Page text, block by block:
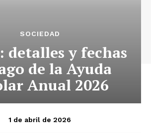
SOCIEDAD
detalles y fechas
de la Ayuda
Anual 2026
1 de abril de 2026